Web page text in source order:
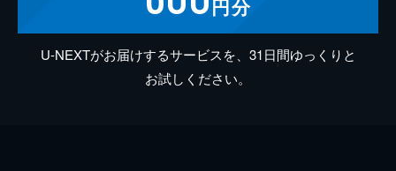
円分
U-NEXTがお届けするサービスを、31日間ゆっくりと
お試しください。